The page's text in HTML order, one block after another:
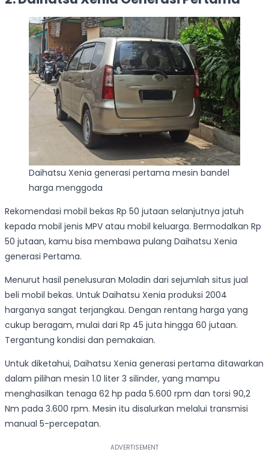
Daihatsu Xenia generasi pertama mesin bandel
harga menggoda
Rekomendasi mobil bekas Rp 50 jutaan selanjutnya jatuh
kepada mobil jenis MPV atau mobil keluarga. Bermodalkan Rp
50 jutaan, kamu bisa membawa pulang Daihatsu Xenia
generasi Pertama.
Menurut hasil penelusuran Moladin dari sejumlah situs jual
beli mobil bekas. Untuk Daihatsu Xenia produksi 2004
harganya sangat terjangkau. Dengan rentang harga yang
cukup beragam, mulai dari Rp 45 juta hingga 60 jutaan.
Tergantung kondisi dan pemakaian.
Untuk diketahui, Daihatsu Xenia generasi pertama ditawarkan
dalam pilihan mesin 1.0 liter 3 silinder, yang mampu
menghasilkan tenaga 62 hp pada 5.600 rpm dan torsi 90,2
Nm pada 3.600 rpm. Mesin itu disalurkan melalui transmisi
manual 5-percepatan.